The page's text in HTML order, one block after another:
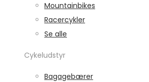
Mountainbikes
Racercykler
Se alle
Cykeludstyr
Bagagebærer